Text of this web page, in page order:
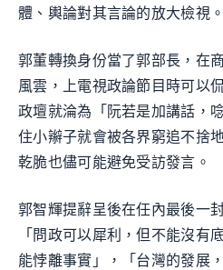
體、輿論對其言論的放大檢視。
郭董轉換身份當了郭部長，在
風雲，上電視政論節目時可以
政壇就淪為「阮若是加講話，
住小辮子就會被各界窮追不捨
乾脆也儘可能避免受訪發言。
郭智輝提辭呈後在任內最後一
「問政可以犀利，但不能沒有
能悖離事實」，「台灣的發展